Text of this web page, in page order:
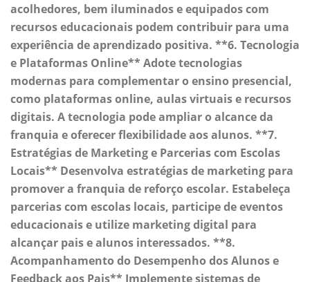
acolhedores, bem iluminados e equipados com
recursos educacionais podem contribuir para uma
experiência de aprendizado positiva. **6. Tecnologia
e Plataformas Online** Adote tecnologias
modernas para complementar o ensino presencial,
como plataformas online, aulas virtuais e recursos
digitais. A tecnologia pode ampliar o alcance da
franquia e oferecer flexibilidade aos alunos. **7.
Estratégias de Marketing e Parcerias com Escolas
Locais** Desenvolva estratégias de marketing para
promover a franquia de reforço escolar. Estabeleça
parcerias com escolas locais, participe de eventos
educacionais e utilize marketing digital para
alcançar pais e alunos interessados. **8.
Acompanhamento do Desempenho dos Alunos e
Feedback aos Pais** Implemente sistemas de